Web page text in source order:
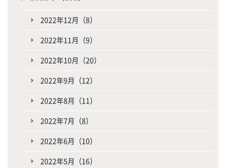
2022年12月（8）
2022年11月（9）
2022年10月（20）
2022年9月（12）
2022年8月（11）
2022年7月（8）
2022年6月（10）
2022年5月（16）